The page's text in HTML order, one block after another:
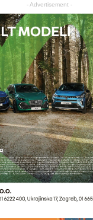
- Advertisement -